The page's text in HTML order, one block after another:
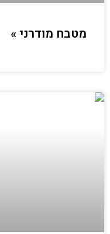
מטבח מודרני »